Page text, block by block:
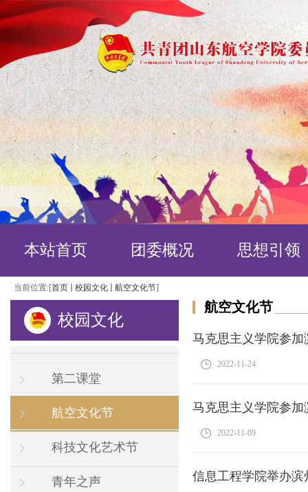
本站首页 团委概况 思想引领
当前位置:[首页 校园文化 航空文化节]
校园文化
第二课堂
航空文化节
科技文化艺术节
青年之声
航空文化节
马克思主义学院参
2022-11-24
马克思主义学院参
2022-11-09
信息工程学院举办